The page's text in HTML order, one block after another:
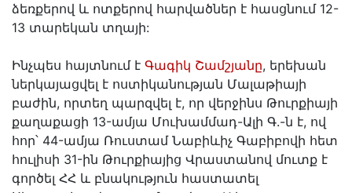
ձեռքերով և ոտքերով հարվածներ է հասցնում 12-
13 տարեկան տղայի:
Ինչպես հայտնում է Գագիկ Շամշյանը, երեխան
ներկայացվել է ոստիկանության Մալաթիայի
բաժին, որտեղ պարզվել է, որ վերջինս Թուրքիայի
քաղաքացի 13-ամյա Մուխամմադ-Ալի Գ.-ն է, ով
հոր՝ 44-ամյա Ռուստամ Նաբիևիչ Գաբիբովի հետ
հուլիսի 31-ին Թուրքիայից Վրաստանով մուտք է
գործել ՀՀ և բնակություն հաստատել